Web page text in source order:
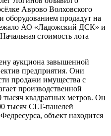
Аврово Волховского
оборудованием продадут на
АО «Ладожский ДСК» и
стоимость лота
аукциона завышенной
предприятия. Они
продажи имущества с
производственной
квадратных метров. Он
тысяч CLT-панелей
объект находится